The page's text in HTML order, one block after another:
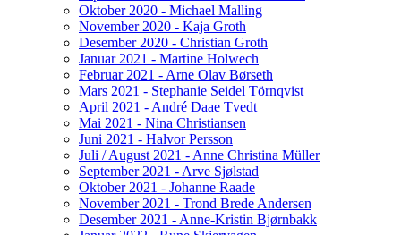
Oktober 2020 - Michael Malling
November 2020 - Kaja Groth
Desember 2020 - Christian Groth
Januar 2021 - Martine Holwech
Februar 2021 - Arne Olav Børseth
Mars 2021 - Stephanie Seidel Törnqvist
April 2021 - André Daae Tvedt
Mai 2021 - Nina Christiansen
Juni 2021 - Halvor Persson
Juli / August 2021 - Anne Christina Müller
September 2021 - Arve Sjølstad
Oktober 2021 - Johanne Raade
November 2021 - Trond Brede Andersen
Desember 2021 - Anne-Kristin Bjørnbakk